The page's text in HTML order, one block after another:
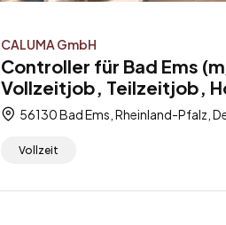
CALUMA GmbH
Controller für Bad Ems
Vollzeitjob, Teilzeitjob,
56130 Bad Ems, Rheinland-Pfalz,
Vollzeit